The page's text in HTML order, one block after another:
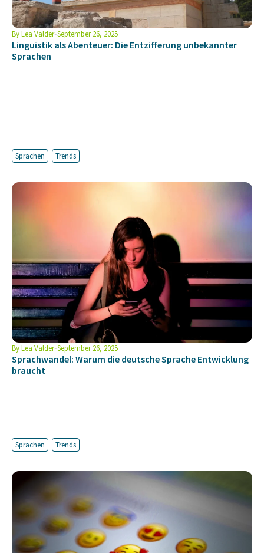
ByLea Valder September 26, 2025
Linguistik als Abenteuer: Die Entzifferung unbekannter
Sprachen
Sprachen Trends
ByLea Valder September 26, 2025
Sprachwandel: Warum die deutsche Sprache Entwicklung
braucht
Sprachen Trends